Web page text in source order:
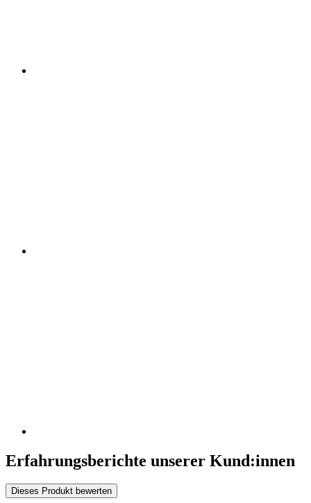
Erfahrungsberichte unserer Kund:innen
Dieses Produkt bewerten